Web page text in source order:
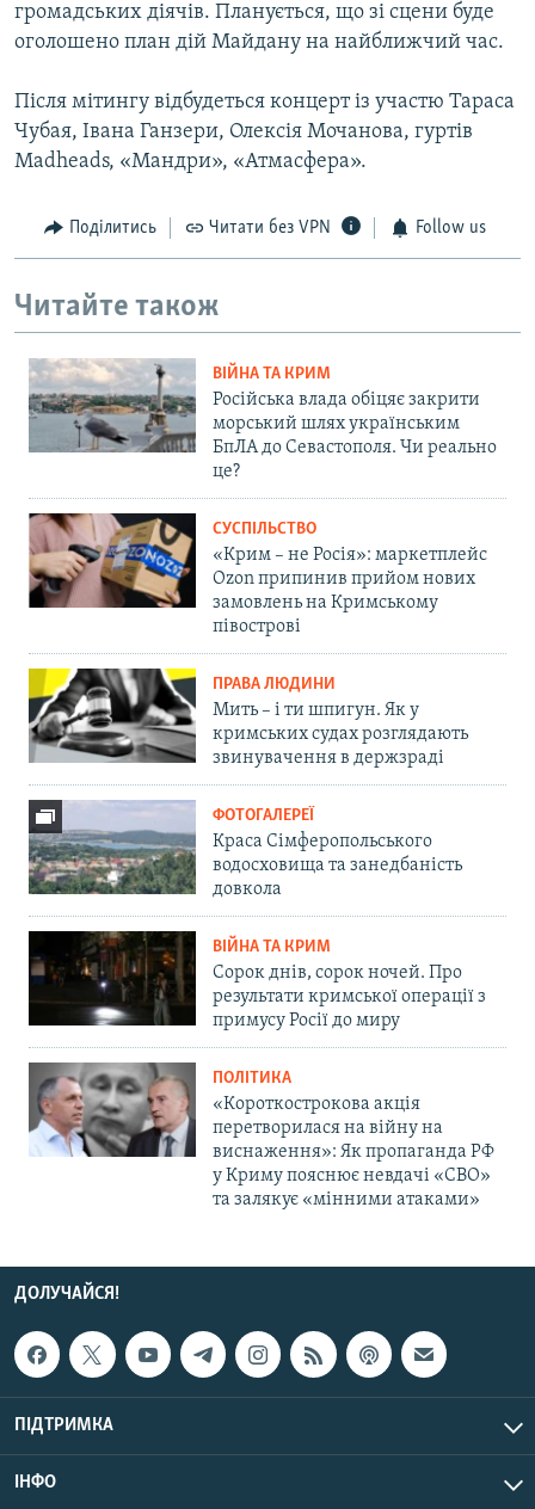
громадських діячів. Планується, що зі сцени буде
оголошено план дій Майдану на найближчий час.
Після мітингу відбудеться концерт із участю Тараса
Чубая, Івана Ганзери, Олексія Мочанова, гуртів
Madheads, «Мандри», «Атмасфера».
Поділитись Читати без VPN Follow us
Читайте також
ВІЙНА ТА КРИМ
Російська влада обіцяє закрити
морський шлях українським
БпЛА до Севастополя. Чи реально
це?
СУСПІЛЬСТВО
«Крим – не Росія»: маркетплейс
Ozon припинив прийом нових
замовлень на Кримському
півострові
ПРАВА ЛЮДИНИ
Мить – і ти шпигун. Як у
кримських судах розглядають
звинувачення в держзраді
ФОТОГАЛЕРЕЇ
Краса Сімферопольського
водосховища та занедбаність
довкола
ВІЙНА ТА КРИМ
Сорок днів, сорок ночей. Про
результати кримської операції з
примусу Росії до миру
ПОЛІТИКА
«Короткострокова акція
перетворилася на війну на
виснаження»: Як пропаганда РФ
у Криму пояснює невдачі «СВО»
та залякує «мінними атаками»
ДОЛУЧАЙСЯ!
ПІДТРИМКА
ІНФО